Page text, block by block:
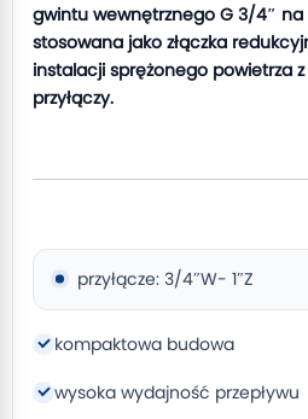
gwintu wewnętrznego G 3/4″ na
stosowana jako złączka
instalacji sprężonego powietrza
przyłączy.
przyłącze: 3/4″W- 1″Z
kompaktowa budowa
wysoka wydajność przepływu